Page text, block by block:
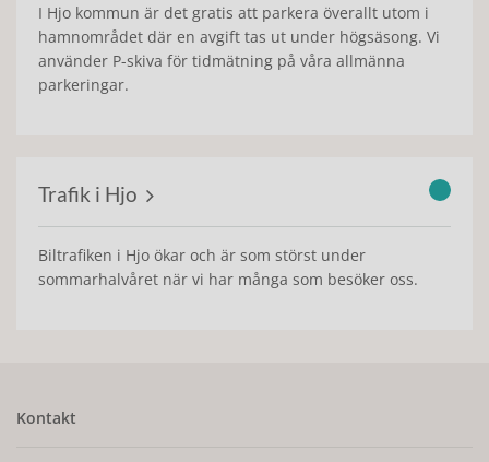
I Hjo kommun är det gratis att parkera överallt utom i
hamnområdet där en avgift tas ut under högsäsong. Vi
använder P-skiva för tidmätning på våra allmänna
parkeringar.
Trafik i Hjo
Biltrafiken i Hjo ökar och är som störst under
sommarhalvåret när vi har många som besöker oss.
Kontakt